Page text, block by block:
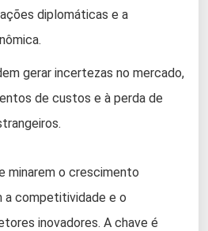
diplomáticas e a
gerar incertezas no mercado,
de custos e à perda de
minarem o crescimento
a competitividade e o
inovadores. A chave é